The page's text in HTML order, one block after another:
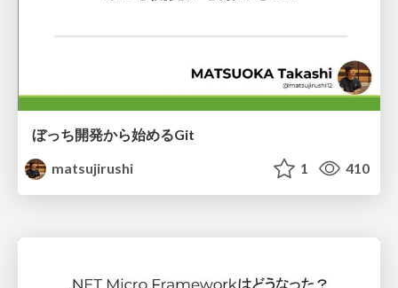
ぼっち開発から始めるGit
matsujirushi
1 410